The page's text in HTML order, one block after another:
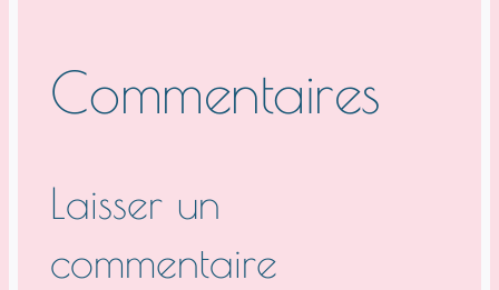
Commentaires
Laisser un
commentaire